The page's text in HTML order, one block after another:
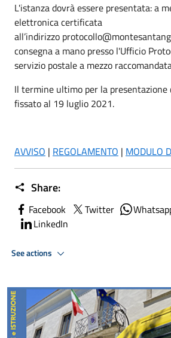
L'istanza dovrà essere presentata: a
elettronica certificata
all’indirizzo
consegna a mano presso l'Ufficio
servizio postale a mezzo
Il termine ultimo per la presentazione
fissato al 19 luglio 2021.
AVVISO | REGOLAMENTO | MODULO
Share:
Facebook Twitter
LinkedIn
See actions